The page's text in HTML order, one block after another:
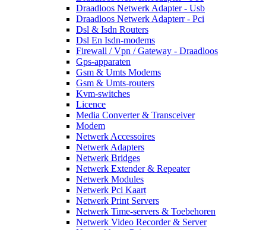
Draadloos Netwerk Adapter - Usb
Draadloos Netwerk Adapterr - Pci
Dsl & Isdn Routers
Dsl En Isdn-modems
Firewall / Vpn / Gateway - Draadloos
Gps-apparaten
Gsm & Umts Modems
Gsm & Umts-routers
Kvm-switches
Licence
Media Converter & Transceiver
Modem
Netwerk Accessoires
Netwerk Adapters
Netwerk Bridges
Netwerk Extender & Repeater
Netwerk Modules
Netwerk Pci Kaart
Netwerk Print Servers
Netwerk Time-servers & Toebehoren
Netwerk Video Recorder & Server